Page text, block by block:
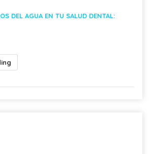
DEL AGUA EN TU SALUD DENTAL: